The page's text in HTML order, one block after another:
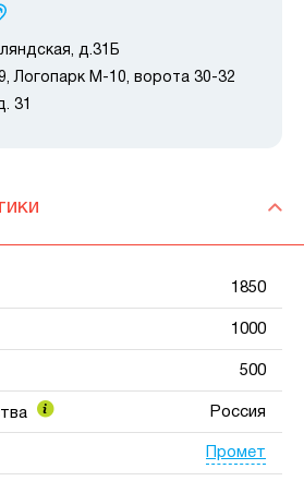
д.31Б
Логопарк М-10, ворота 30-32
31
1850
1000
500
Россия
Промет